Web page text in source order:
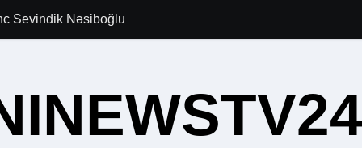
Sevindik Nəsiboğlu Allahverən